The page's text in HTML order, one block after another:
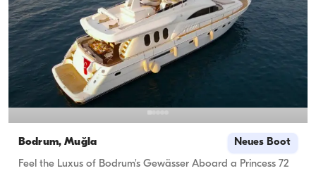
Bodrum, Muğla Neues Boot
Feel the Luxus of Bodrum's Gewässer Aboard a Princess 72